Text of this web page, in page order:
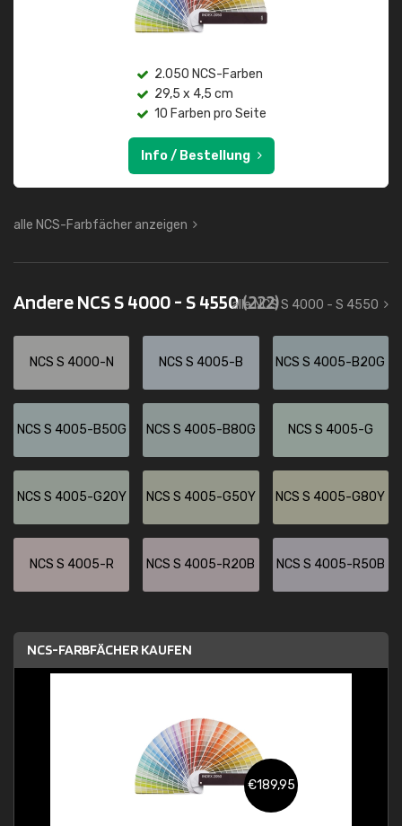
2.050 NCS-Farben
29,5 x 4,5 cm
10 Farben pro Seite
Info / Bestellung
alle NCS-Farbfächer anzeigen
Andere NCS S 4000 - S 4550(222)
alle NCS S 4000 - S 4550
NCS S 4000-N NCS S 4005-B NCS S 4005-B20G
NCS S 4005-B50G NCS S 4005-B80G NCS S 4005-G
NCS S 4005-G20Y NCS S 4005-G50Y NCS S 4005-G80Y
NCS S 4005-R NCS S 4005-R20B NCS S 4005-R50B
NCS-FARBFÄCHER KAUFEN
€189,95